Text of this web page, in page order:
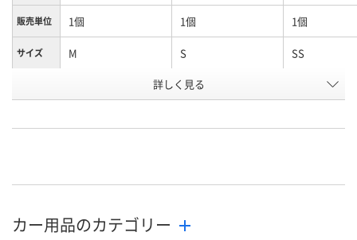
販売単位 1個 1個 1個
サイズ M S SS
RJ41711 RJ41574
カゴへ
詳しく見る
カー用品のカテゴリー